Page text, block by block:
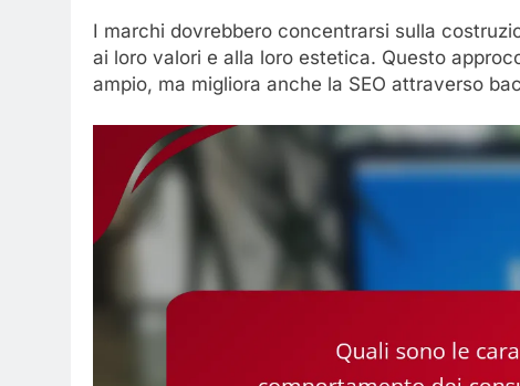
I marchi dovrebbero concentrarsi sulla
ai loro valori e alla loro estetica. Questo
ampio, ma migliora anche la SEO attraverso